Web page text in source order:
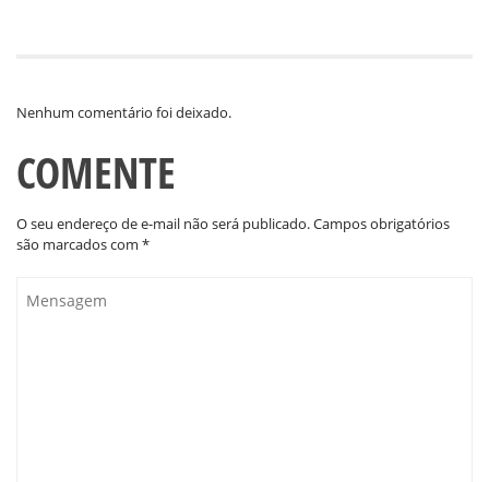
Nenhum comentário foi deixado.
COMENTE
O seu endereço de e-mail não será publicado.Campos obrigatórios
são marcados com *